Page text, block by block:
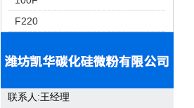
F220
联系人:王经理